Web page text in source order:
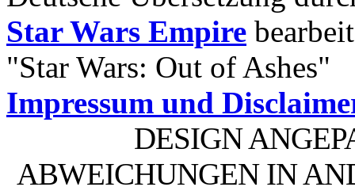
Star Wars Empire
"Star Wars: Out of Ashes"
Impressum und
DESIGN
ABWEICHUNGEN IN